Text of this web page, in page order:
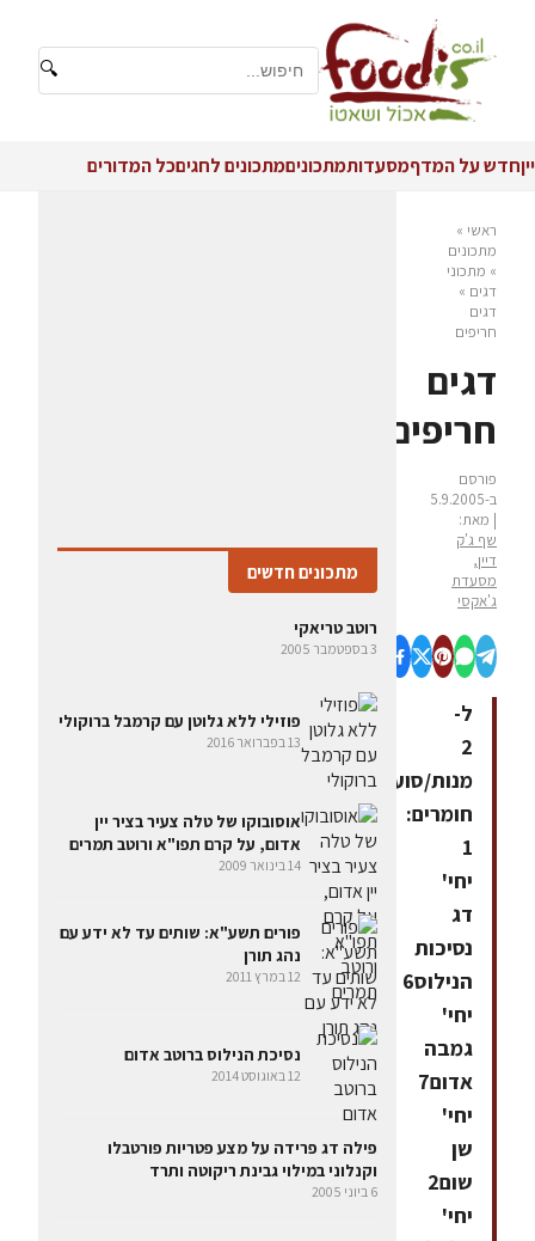
🔍
ייןחדש על המדףמסעדותמתכוניםמתכונים לחגיםכל המדורים
ראשי »
מתכונים
» מתכוני
דגים »
דגים
חריפים
דגים
חריפים
פורסם
ב-5.9.2005
| מאת:
שף ג'ק
דיין,
מסעדת
ג'אקסי
ל-
2
מנות/סועדים
חומרים:
1
יחי'
דג
נסיכות
הנילוס6
יחי'
גמבה
אדום7
יחי'
שן
שום2
יחי'
מתכונים חדשים
רוטב טריאקי
3 בספטמבר 2005
פוזילי ללא גלוטן עם קרמבל ברוקולי
13 בפברואר 2016
אוסובוקו של טלה צעיר בציר יין
אדום, על קרם תפו"א ורוטב תמרים
14 בינואר 2009
פורים תשע"א: שותים עד לא ידע עם
נהג תורן
12 במרץ 2011
נסיכת הנילוס ברוטב אדום
12 באוגוסט 2014
פילה דג פרידה על מצע פטריות פורטבלו
וקנלוני במילוי גבינת ריקוטה ותרד
6 ביוני 2005